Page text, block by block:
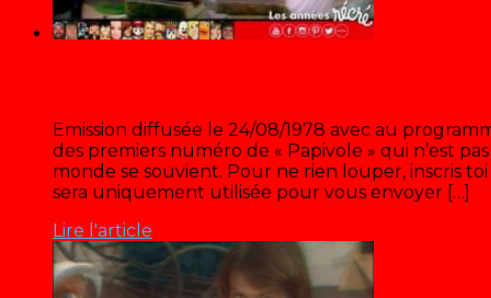
Emission diffusée le 24/08/1978 avec au
des premiers numéro de « Papivole » qui n’est
monde se souvient. Pour ne rien louper, inscris
sera uniquement utilisée pour vous envoyer […]
Lire l'article